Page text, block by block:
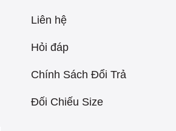
Liên hệ
Hỏi đáp
Chính Sách Đổi Trả
Đối Chiếu Size